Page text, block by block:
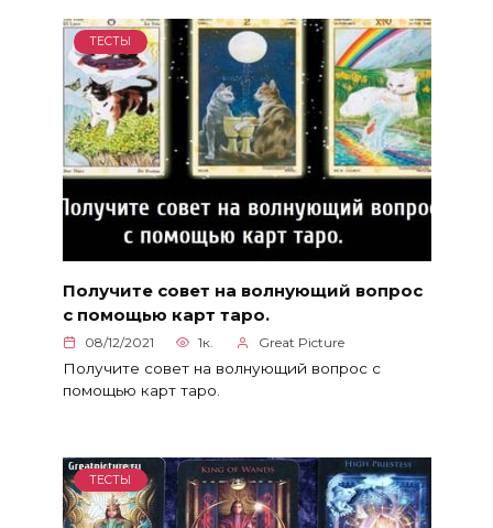
ТЕСТЫ
Получите совет на волнующий вопрос
с помощью карт таро.
08/12/2021 1к. Great Picture
Получите совет на волнующий вопрос с
помощью карт таро.
ТЕСТЫ